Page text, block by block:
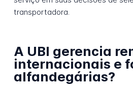
transportadora.
A UBI gerencia
internacionais e
alfandegárias?